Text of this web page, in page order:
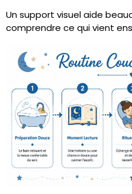
Un support visuel aide
comprendre ce qui vient